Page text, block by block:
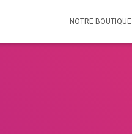
NOTRE BOUTIQUE